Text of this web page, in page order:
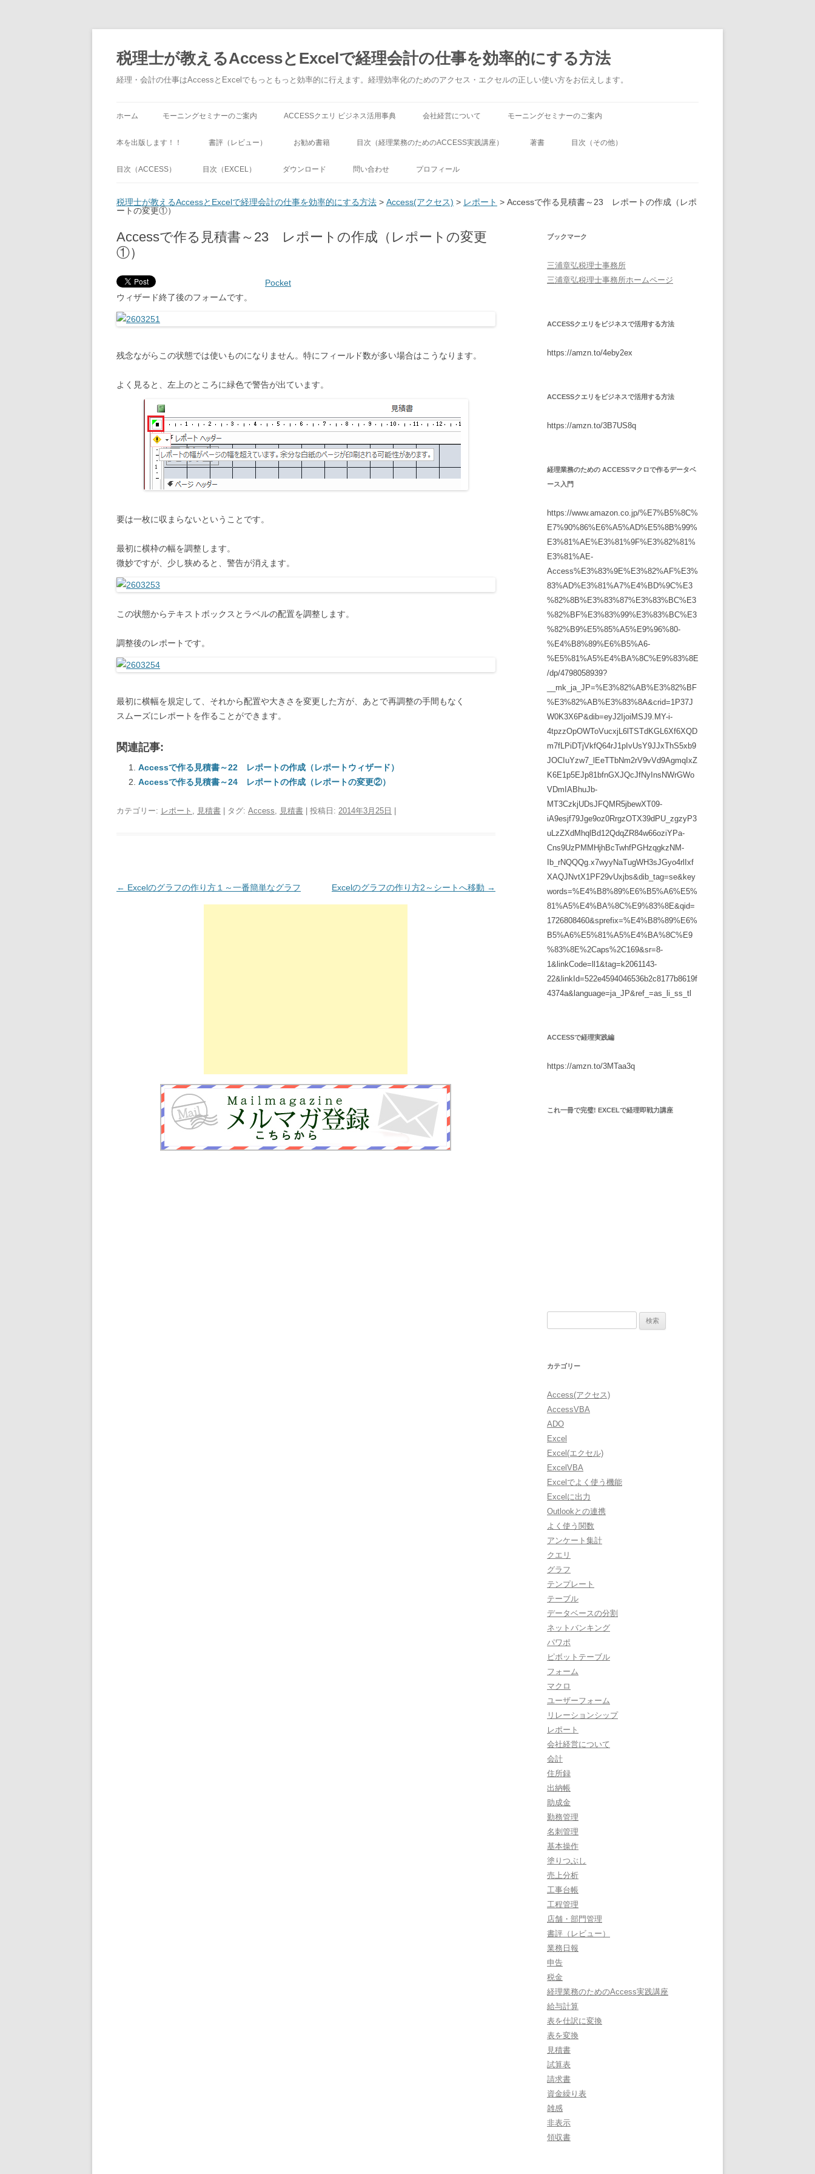
税理士が教えるAccessとExcelで経理会計の仕事を効率的にする方法
経理・会計の仕事はAccessとExcelでもっともっと効率的に行えます。経理効率化のためのアクセス・エクセルの正しい使い方をお伝えします。
ホーム モーニングセミナーのご案内 ACCESSクエリ ビジネス活用事典 会社経営について モーニングセミナーのご案内
本を出版します！！ 書評（レビュー） お勧め書籍 目次（経理業務のためのACCESS実践講座） 著書 目次（その他）
目次（ACCESS） 目次（EXCEL） ダウンロード 問い合わせ プロフィール
税理士が教えるAccessとExcelで経理会計の仕事を効率的にする方法 > Access(アクセス) > レポート > Accessで作る見積書～23 レポートの作成（レポ
ートの変更①）
Accessで作る見積書～23 レポートの作成（レポートの変更
①）
Pocket
ウィザード終了後のフォームです。
残念ながらこの状態では使いものになりません。特にフィールド数が多い場合はこうなります。
よく見ると、左上のところに緑色で警告が出ています。
要は一枚に収まらないということです。
最初に横枠の幅を調整します。
微妙ですが、少し狭めると、警告が消えます。
この状態からテキストボックスとラベルの配置を調整します。
調整後のレポートです。
最初に横幅を規定して、それから配置や大きさを変更した方が、あとで再調整の手間もなく
スムーズにレポートを作ることができます。
関連記事:
Accessで作る見積書～22 レポートの作成（レポートウィザード）
Accessで作る見積書～24 レポートの作成（レポートの変更②）
カテゴリー: レポート , 見積書 | タグ: Access, 見積書 | 投稿日: 2014年3月25日
投稿ナビゲーション
← Excelのグラフの作り方１～一番簡単なグラフ Excelのグラフの作り方2～シートへ移動 →
ブックマーク
三浦章弘税理士事務所
三浦章弘税理士事務所ホームページ
ACCESSクエリをビジネスで活用する方法
https://amzn.to/4eby2ex
ACCESSクエリをビジネスで活用する方法
https://amzn.to/3B7US8q
経理業務のための ACCESSマクロで作るデータベ
ース入門
https://www.amazon.co.jp/%E7%B5%8C%
E7%90%86%E6%A5%AD%E5%8B%99%
E3%81%AE%E3%81%9F%E3%82%81%
E3%81%AE-
Access%E3%83%9E%E3%82%AF%E3%
83%AD%E3%81%A7%E4%BD%9C%E3
%82%8B%E3%83%87%E3%83%BC%E3
%82%BF%E3%83%99%E3%83%BC%E3
%82%B9%E5%85%A5%E9%96%80-
%E4%B8%89%E6%B5%A6-
%E5%81%A5%E4%BA%8C%E9%83%8E
/dp/4798058939?
__mk_ja_JP=%E3%82%AB%E3%82%BF
%E3%82%AB%E3%83%8A&crid=1P37J
W0K3X6P&dib=eyJ2IjoiMSJ9.MY-i-
4tpzzOpOWToVucxjL6lTSTdKGL6Xf6XQD
m7fLPiDTjVkfQ64rJ1pIvUsY9JJxThS5xb9
JOCIuYzw7_lEeTTbNm2rV9vVd9AgmqIxZ
K6E1p5EJp81bfnGXJQcJfNyInsNWrGWo
VDmIABhuJb-
MT3CzkjUDsJFQMR5jbewXT09-
iA9esjf79Jge9oz0RrgzOTX39dPU_zgzyP3
uLzZXdMhqlBd12QdqZR84w66oziYPa-
Cns9UzPMMHjhBcTwhfPGHzqgkzNM-
Ib_rNQQQg.x7wyyNaTugWH3sJGyo4rlIxf
XAQJNvtX1PF29vUxjbs&dib_tag=se&key
words=%E4%B8%89%E6%B5%A6%E5%
81%A5%E4%BA%8C%E9%83%8E&qid=
1726808460&sprefix=%E4%B8%89%E6%
B5%A6%E5%81%A5%E4%BA%8C%E9
%83%8E%2Caps%2C169&sr=8-
1&linkCode=ll1&tag=k2061143-
22&linkId=522e4594046536b2c8177b8619f
4374a&language=ja_JP&ref_=as_li_ss_tl
ACCESSで経理実践編
https://amzn.to/3MTaa3q
これ一冊で完璧! EXCELで経理即戦力講座
カテゴリー
Access(アクセス)
AccessVBA
ADO
Excel
Excel(エクセル)
ExcelVBA
Excelでよく使う機能
Excelに出力
Outlookとの連携
よく使う関数
アンケート集計
クエリ
グラフ
テンプレート
テーブル
データベースの分割
ネットバンキング
パワポ
ピボットテーブル
フォーム
マクロ
ユーザーフォーム
リレーションシップ
レポート
会社経営について
会計
住所録
出納帳
助成金
勤務管理
名刺管理
基本操作
塗りつぶし
売上分析
工事台帳
工程管理
店舗・部門管理
書評（レビュー）
業務日報
申告
税金
経理業務のためのAccess実践講座
給与計算
表を仕訳に変換
表を変換
見積書
試算表
請求書
資金繰り表
雑感
非表示
領収書